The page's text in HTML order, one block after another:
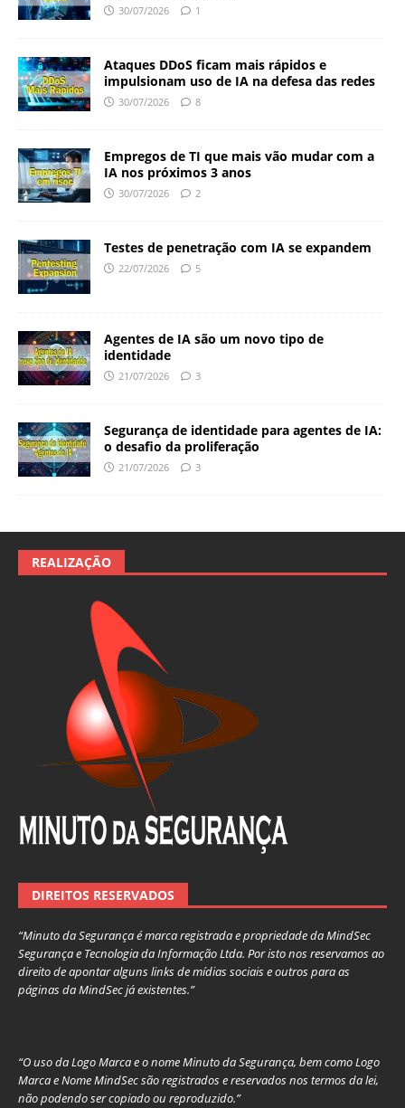
30/07/2026 1
Ataques DDoS ficam mais rápidos e
impulsionam uso de IA na defesa das redes
30/07/2026 8
Empregos de TI que mais vão mudar com a
IA nos próximos 3 anos
30/07/2026 2
Testes de penetração com IA se expandem
22/07/2026 5
Agentes de IA são um novo tipo de
identidade
21/07/2026 3
Segurança de identidade para agentes de IA:
o desafio da proliferação
21/07/2026 3
REALIZAÇÃO
DIREITOS RESERVADOS
“Minuto da Segurança é marca registrada e propriedade da MindSec
Segurança e Tecnologia da Informação Ltda. Por isto nos reservamos ao
direito de apontar alguns links de mídias sociais e outros para as
páginas da MindSec já existentes.”
“O uso da Logo Marca e o nome Minuto da Segurança, bem como Logo
Marca e Nome MindSec são registrados e reservados nos termos da lei,
não podendo ser copiado ou reproduzido.”